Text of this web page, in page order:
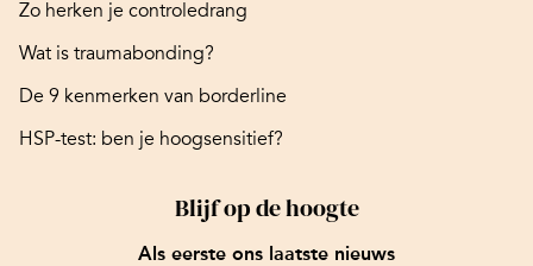
Zo herken je controledrang
Wat is traumabonding?
De 9 kenmerken van borderline
HSP-test: ben je hoogsensitief?
Blijf op de hoogte
Als eerste ons laatste nieuws